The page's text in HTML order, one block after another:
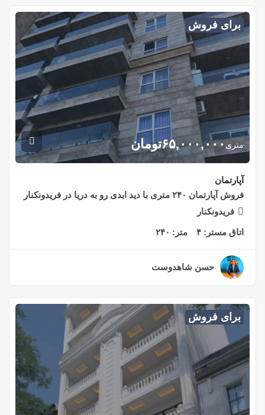
برای فروش
متری۶۵,۰۰۰,۰۰۰تومان
آپارتمان
فروش آپارتمان ۲۴۰ متری با دید ابدی رو به دریا در فریدونکنار
فریدونکنار
اتاق مستر: ۴ متر: ۲۴۰
حسن شاهدوست
برای فروش